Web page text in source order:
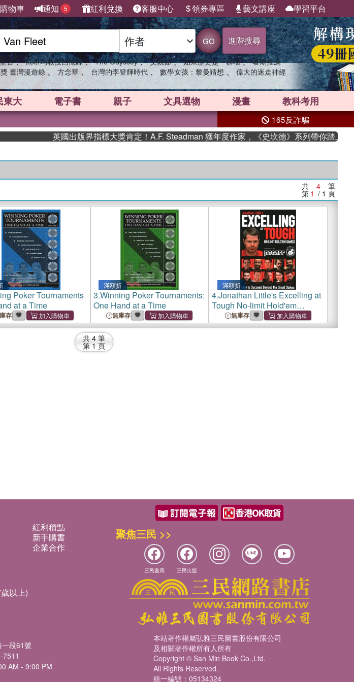
購物車 通知 5 紅利兌換 客服中心 領券專區 藝文講座 學習平台
GO 進階搜尋
吾 、 高希均教授回憶錄 、 The Odyssey 、 父親節 、 如果歷史是一群喵 、 暑期推薦
臺灣漫遊錄 、 方念華 、 台灣的李登輝時代 、 數學女孩：黎曼猜想 、 偉大的迷走神經
東大 電子書 親子 文具選物 漫畫 教科考用
165反詐騙
英國出版界指標大獎肯定！A.F. Steadman 獲年度作家，《史坎德》系列帶你踏上熱血
共 4 筆
第 1 / 1 頁
Poker Tournaments
at a Time
存
滿額折
3.Winning Poker Tournaments:
One Hand at a Time
無庫存
滿額折
4.Jonathan Little's Excelling at
Tough No-limit Hold'em
Games ― How to Succeed
Beyond the Small Stakes
無庫存
共 4 筆
第 1 頁
紅利積點
新手購書
企業合作
以上)
段61號
7511
AM - 9:00 PM
聚焦三民 >>
三民書局 三民出版
本站著作權屬弘雅三民圖書股份有限公司
及相關著作權所有人所有
Copyright © San Min Book Co.,Ltd.
All Rights Reserved.
統一編號：05134324